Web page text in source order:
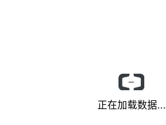
正在加载数据...